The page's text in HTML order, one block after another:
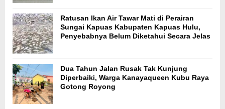
Ratusan Ikan Air Tawar Mati di Perairan
Sungai Kapuas Kabupaten Kapuas Hulu,
Penyebabnya Belum Diketahui Secara Jelas
Dua Tahun Jalan Rusak Tak Kunjung
Diperbaiki, Warga Kanayaqueen Kubu Raya
Gotong Royong